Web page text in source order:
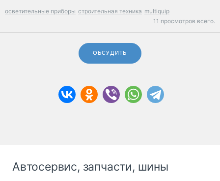
осветительные приборы строительная техника multiquip
11 просмотров всего.
ОБСУДИТЬ
Автосервис, запчасти, шины